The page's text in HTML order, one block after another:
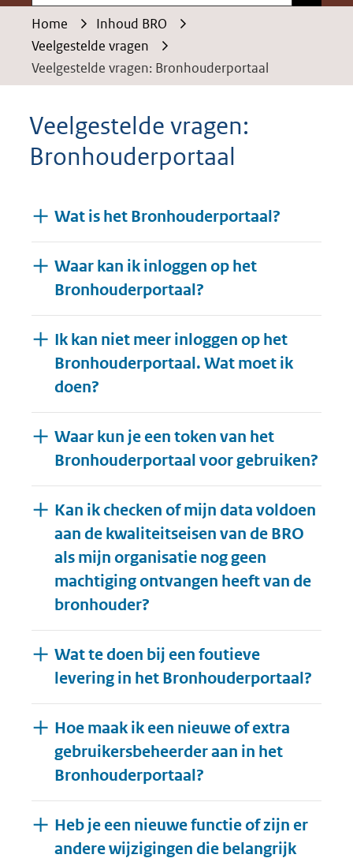
Home
Inhoud BRO
Veelgestelde vragen
Veelgestelde vragen: Bronhouderportaal
Veelgestelde vragen:
Bronhouderportaal
Wat is het Bronhouderportaal?
Waar kan ik inloggen op het
Bronhouderportaal?
Ik kan niet meer inloggen op het
Bronhouderportaal. Wat moet ik
doen?
Waar kun je een token van het
Bronhouderportaal voor gebruiken?
Kan ik checken of mijn data voldoen
aan de kwaliteitseisen van de BRO
als mijn organisatie nog geen
machtiging ontvangen heeft van de
bronhouder?
Wat te doen bij een foutieve
levering in het Bronhouderportaal?
Hoe maak ik een nieuwe of extra
gebruikersbeheerder aan in het
Bronhouderportaal?
Heb je een nieuwe functie of zijn er
andere wijzigingen die belangrijk